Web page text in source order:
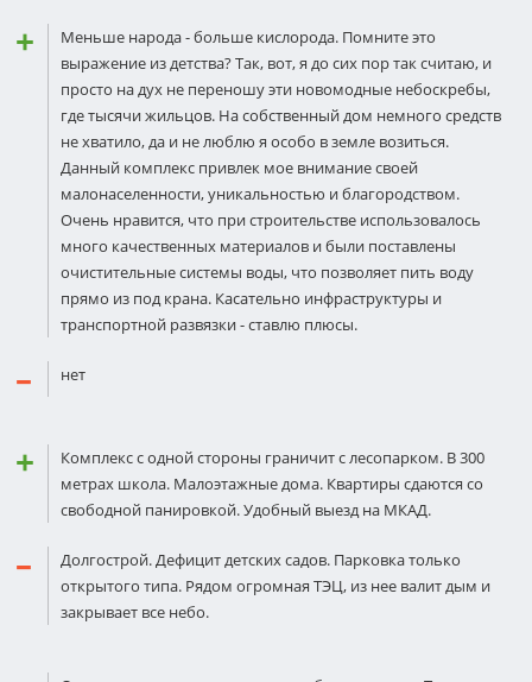
Меньше народа - больше кислорода. Помните это
выражение из детства? Так, вот, я до сих пор так считаю, и
просто на дух не переношу эти новомодные небоскребы,
где тысячи жильцов. На собственный дом немного средств
не хватило, да и не люблю я особо в земле возиться.
Данный комплекс привлек мое внимание своей
малонаселенности, уникальностью и благородством.
Очень нравится, что при строительстве использовалось
много качественных материалов и были поставлены
очистительные системы воды, что позволяет пить воду
прямо из под крана. Касательно инфраструктуры и
транспортной развязки - ставлю плюсы.
нет
Комплекс с одной стороны граничит с лесопарком. В 300
метрах школа. Малоэтажные дома. Квартиры сдаются со
свободной панировкой. Удобный выезд на МКАД.
Долгострой. Дефицит детских садов. Парковка только
открытого типа. Рядом огромная ТЭЦ, из нее валит дым и
закрывает все небо.